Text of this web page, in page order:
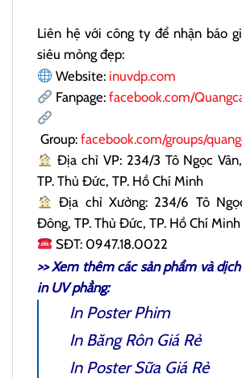
Liên hệ với công ty để nhận báo
siêu mỏng đẹp:
Website: inuvdp.com
Fanpage: facebook.com/
Group: facebook.com/groups/
Địa chỉ VP: 234/3 Tô Ngọc
TP. Thủ Đức, TP. Hồ Chí Minh
Địa chỉ Xưởng: 234/6 Tô
Đông, TP. Thủ Đức, TP. Hồ Chí Minh
SĐT: 0947.18.0022
>> Xem thêm các sản phẩm và
in UV phẳng:
In Poster Phim
In Băng RônGiá Rẻ
In Poster SữaGiá Rẻ